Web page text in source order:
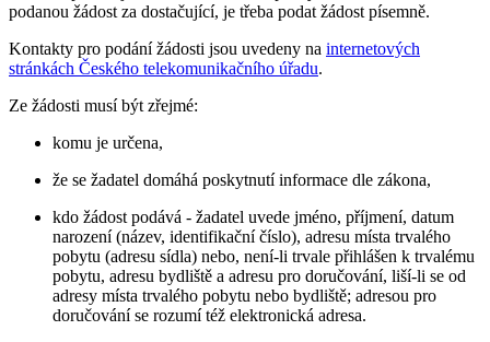
podanou žádost za dostačující, je třeba podat žádost písemně.
Kontakty pro podání žádosti jsou uvedeny na internetových
stránkách Českého telekomunikačního úřadu.
Ze žádosti musí být zřejmé:
komu je určena,
že se žadatel domáhá poskytnutí informace dle zákona,
kdo žádost podává - žadatel uvede jméno, příjmení, datum
narození (název, identifikační číslo), adresu místa trvalého
pobytu (adresu sídla) nebo, není-li trvale přihlášen k trvalému
pobytu, adresu bydliště a adresu pro doručování, liší-li se od
adresy místa trvalého pobytu nebo bydliště; adresou pro
doručování se rozumí též elektronická adresa.